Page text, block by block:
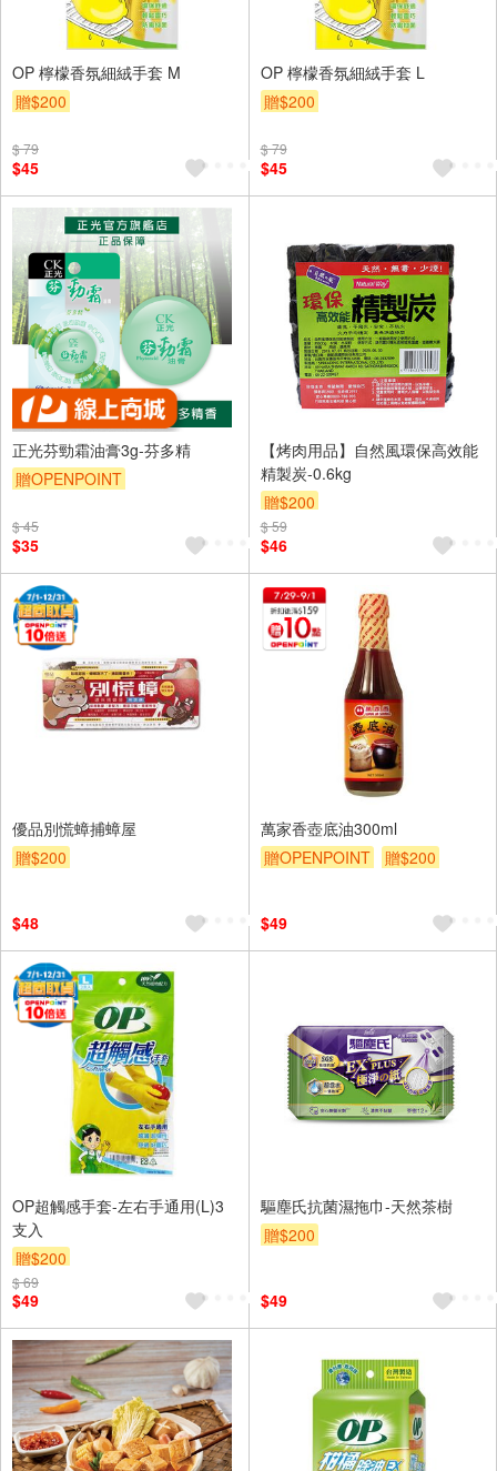
OP 檸檬香氛細絨手套 M
贈$200
$ 79
$45
OP 檸檬香氛細絨手套 L
贈$200
$ 79
$45
正光芬勁霜油膏3g-芬多精
贈OPENPOINT
$ 45
$35
【烤肉用品】自然風環保高效能
精製炭-0.6kg
贈$200
$ 59
$46
優品別慌蟑捕蟑屋
贈$200
$48
萬家香壺底油300ml
贈OPENPOINT
贈$200
$49
OP超觸感手套-左右手通用(L)3
支入
贈$200
$ 69
$49
驅塵氏抗菌濕拖巾-天然茶樹
贈$200
$49